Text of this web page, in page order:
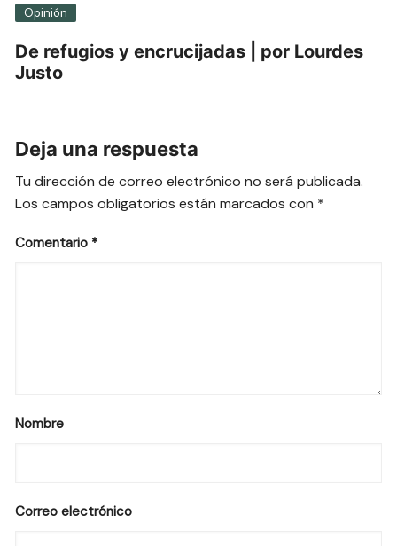
Opinión
De refugios y encrucijadas | por Lourdes
Justo
Deja una respuesta
Tu dirección de correo electrónico no será publicada.
Los campos obligatorios están marcados con *
Comentario *
Nombre
Correo electrónico